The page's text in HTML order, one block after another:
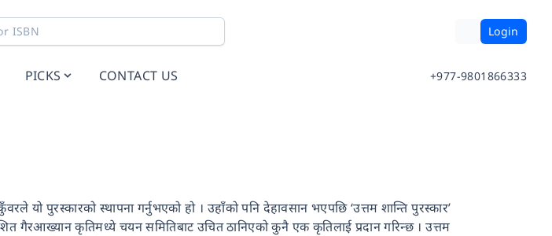
Login
PICKS CONTACT US +977-9801866333
यो पुरस्कारको स्थापना गर्नुभएको हो । उहाँको पनि देहावसान भएपछि ‘उत्तम शान्ति पुरस्कार’
गैरआख्यान कृतिमध्ये चयन समितिबाट उचित ठानिएको कुनै एक कृतिलाई प्रदान गरिन्छ । उत्तम